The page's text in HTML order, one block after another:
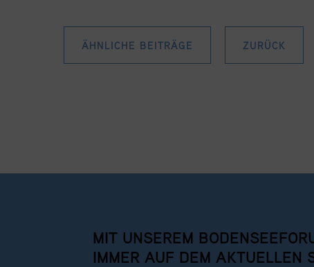
ÄHNLICHE BEITRÄGE ZURÜCK
MIT UNSEREM
IMMER AUF DEM AKTUELLEN